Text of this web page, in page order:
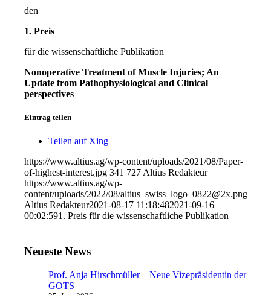
den
1. Preis
für die wissenschaftliche Publikation
Nonoperative Treatment of Muscle Injuries; An
Update from Pathophysiological and Clinical
perspectives
Eintrag teilen
Teilen auf Xing
https://www.altius.ag/wp-content/uploads/2021/08/Paper-
of-highest-interest.jpg 341 727 Altius Redakteur
https://www.altius.ag/wp-
content/uploads/2022/08/altius_swiss_logo_0822@2x.png
Altius Redakteur2021-08-17 11:18:482021-09-16
00:02:591. Preis für die wissenschaftliche Publikation
Neueste News
Prof. Anja Hirschmüller – Neue Vizepräsidentin der
GOTS